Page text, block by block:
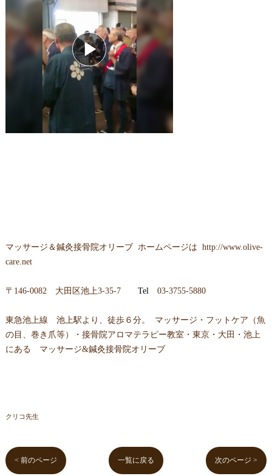
マッサージ＆鍼灸接骨院オリーブ ホームページは http://www.olive-
care.net
〒 146-0082 大田区池上3-35-7Tel 03-3755-5880
東急池上線 池上駅より、徒歩６分。 マッサージ・フットケア（魚
の目、巻き爪等）・接骨院アロマテラピー教室・東京・大田・池上
にある マッサージ&鍼灸接骨院オリーブ
クリコ先生
< 前のページ 一覧に戻る 次のページ >